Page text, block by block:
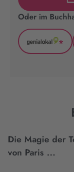
Oder im
*
Die Magie der
von Paris ...